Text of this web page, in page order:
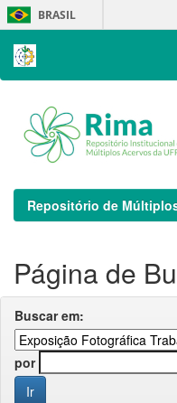
Skip
navigation
BRASIL
Repositório de
Página de
Buscar em:
por